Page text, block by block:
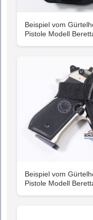
Beispiel vom
Pistole Modell
Beispiel vom
Pistole Modell